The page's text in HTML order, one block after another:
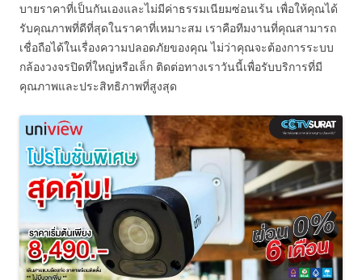
บายราคาที่เป็นกันเองและไม่มีค่าธรรมเนียมซ่อนเร้น เพื่อให้คุณได้
รับคุณภาพที่ดีที่สุดในราคาที่เหมาะสม เราคือทีมงานที่คุณสามารถ
เชื่อถือได้ในเรื่องความปลอดภัยของคุณ ไม่ว่าคุณจะต้องการระบบ
กล้องวงจรปิดที่ใหญ่หรือเล็ก ติดต่อทางเราวันนี้เพื่อรับบริการที่มี
คุณภาพและประสิทธิภาพที่สูงสุด